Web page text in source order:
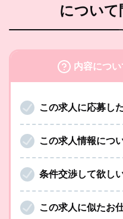
について
内容につ
この求人に応募し
この求人情報につ
条件交渉して欲し
この求人に似たお